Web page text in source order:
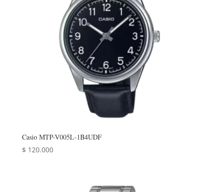
Casio MTP-V005L-1B4UDF
$ 120.000